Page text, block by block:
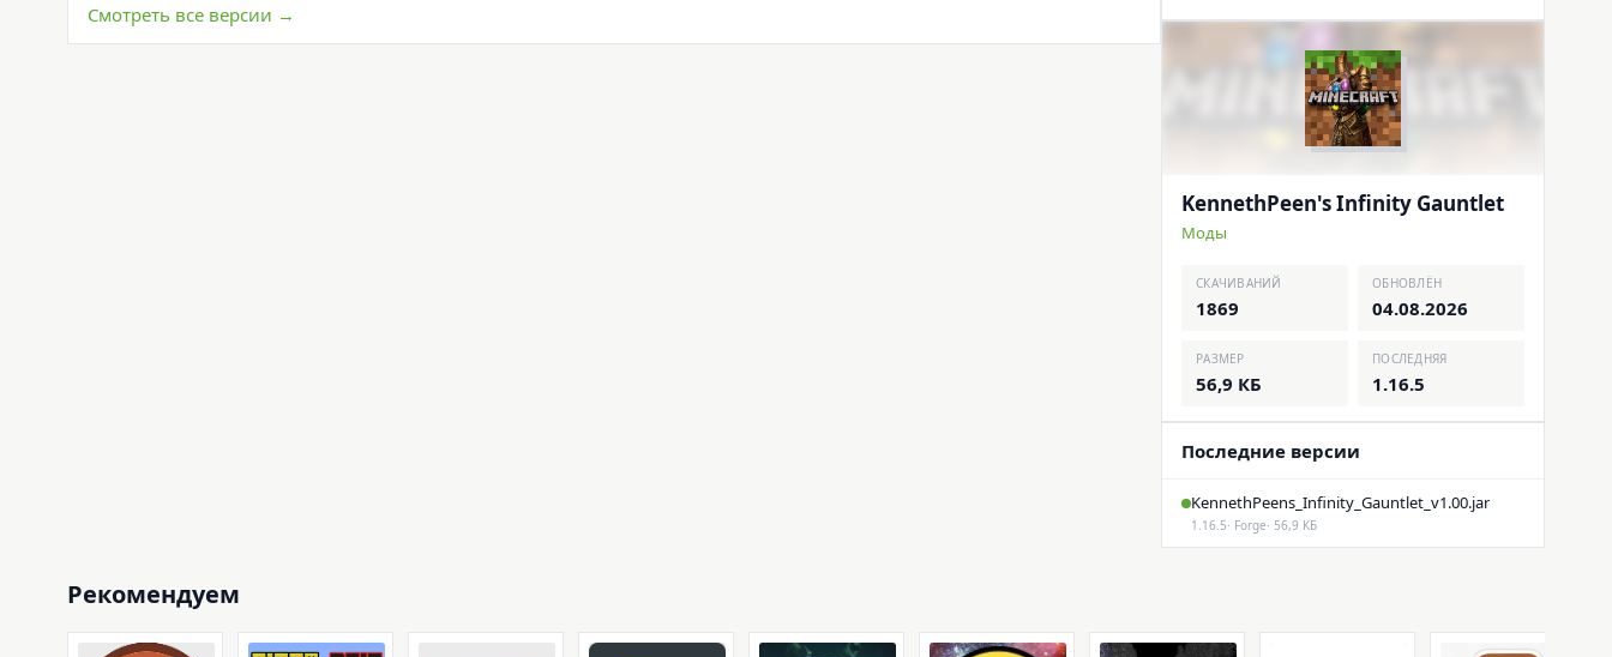
Смотреть все версии →
KennethPeen's Infinity Gauntlet
Моды
СКАЧИВАНИЙ
1869
ОБНОВЛЁН
04.08.2026
РАЗМЕР
56,9 КБ
ПОСЛЕДНЯЯ
1.16.5
Последние версии
KennethPeens_Infinity_Gauntlet_v1.00.jar
1.16.5· Forge· 56,9 КБ
Рекомендуем